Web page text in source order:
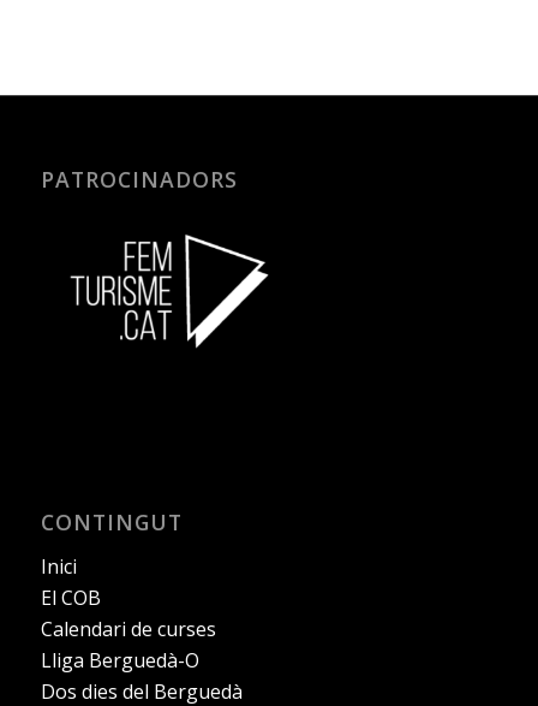
PATROCINADORS
CONTINGUT
Inici
El COB
Calendari de curses
Lliga Berguedà-O
Dos dies del Berguedà